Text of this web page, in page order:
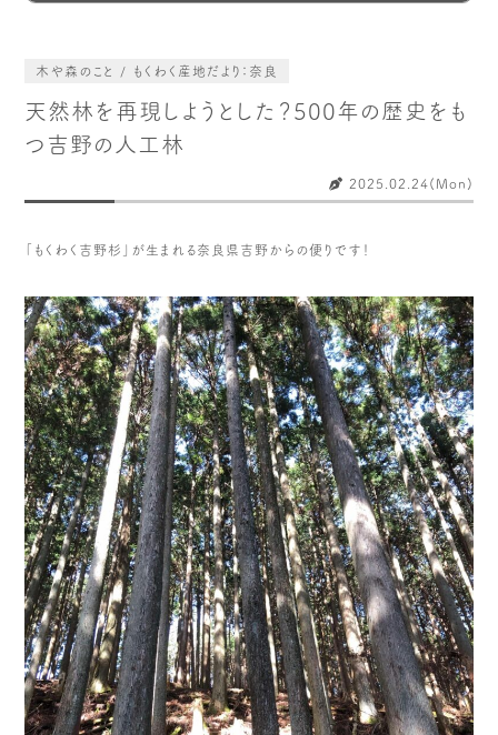
産地との相性診断
お知らせ
もくわく的 わくわく暮らし
出店情報！ メディア掲載＆プレスリリース
全て見る
木や森のこと / もくわく産地だより：奈良
天然林を再現しようとした？500年の歴史をも
つ吉野の人工林
2025.02.24(Mon)
「もくわく吉野杉」が生まれる奈良県吉野からの便りです！